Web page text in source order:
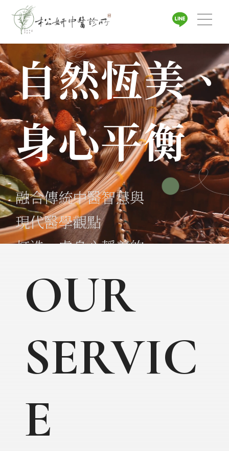
服務方案
松之恆妍
自然恆美、
身心平衡
融合傳統中醫智慧與
現代醫學觀點
打造一處身心靜養的
OUR
SERVIC
E